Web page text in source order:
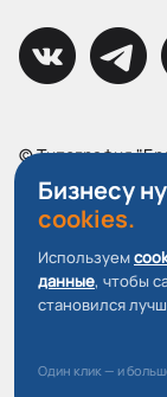
© Типография
Все права
Политика
О файлах Cookie
Бизнесу
cookies.
Используем
данные, чтобы
становился
Один клик — и